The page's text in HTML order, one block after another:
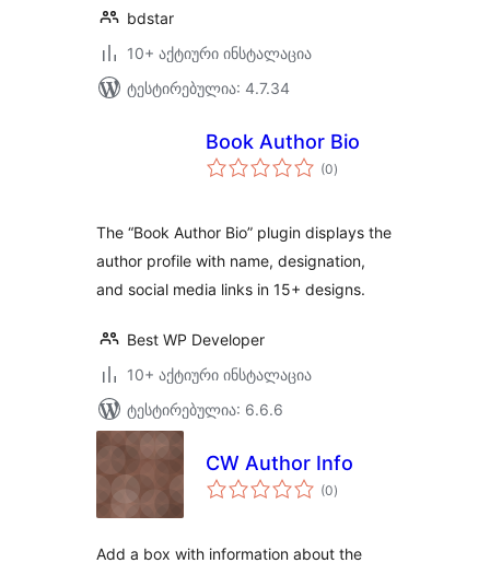
bdstar
10+ აქტიური ინსტალაცია
ტესტირებულია: 4.7.34
Book Author Bio
(0საერთო
რეიტინგი
)
The “Book Author Bio” plugin displays the
author profile with name, designation,
and social media links in 15+ designs.
Best WP Developer
10+ აქტიური ინსტალაცია
ტესტირებულია: 6.6.6
CW Author Info
(0საერთო
რეიტინგი
)
Add a box with information about the